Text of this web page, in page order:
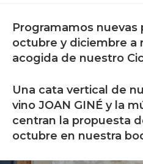
Programamos nuevas
octubre y diciembre a
acogida de nuestro
Una cata vertical de
vino JOAN GINÉ y la
centran la propuesta
octubre en nuestra